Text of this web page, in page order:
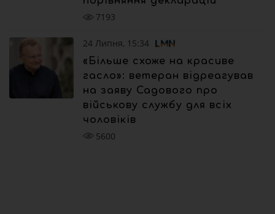
7193
24 Липня, 15:34
«Більше схоже на красиве
гасло»: ветеран відреагував
на заяву Садового про
військову службу для всіх
чоловіків
5600